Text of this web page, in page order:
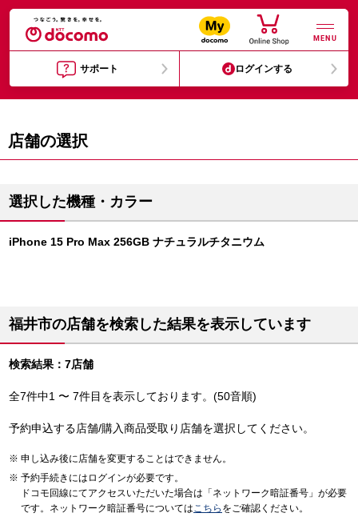
MENU
サポート ログインする
店舗の選択
選択した機種・カラー
iPhone 15 Pro Max 256GB ナチュラルチタニウム
福井市の店舗を検索した結果を表示しています
検索結果：7店舗
全7件中1 〜 7件目を表示しております。(50音順)
予約申込する店舗/購入商品受取り店舗を選択してください。
申し込み後に店舗を変更することはできません。
予約手続きにはログインが必要です。
ドコモ回線にてアクセスいただいた場合は「ネットワーク暗証番号」が必要
です。ネットワーク暗証番号についてはこちら をご確認ください。